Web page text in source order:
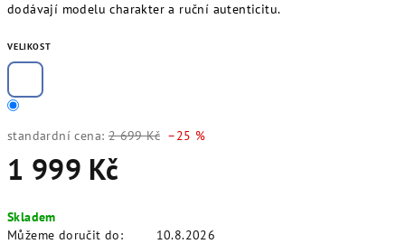
dodávají modelu charakter a ruční autenticitu.
VELIKOST
standardní cena: 2 699 Kč –25 %
1 999 Kč
cena:
Skladem
Můžeme doručit do:
10.8.2026